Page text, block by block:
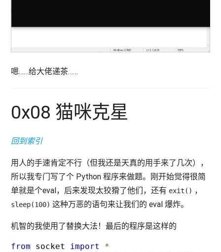
嗯……给大佬递茶……
0x08 猫咪克星
回到索引
用人的手速肯定不行（但我还是天真的用手来了几次），
所以我专门写了个 Python 程序来做题。刚开始觉得很简
单就是个eval，后来发现太狡猾了他们，还有 exit() ，
sleep(100) 这种万恶的语句来让我们的 eval 爆炸。
机智的我使用了替换大法！最后的程序是这样的
from socket import
*